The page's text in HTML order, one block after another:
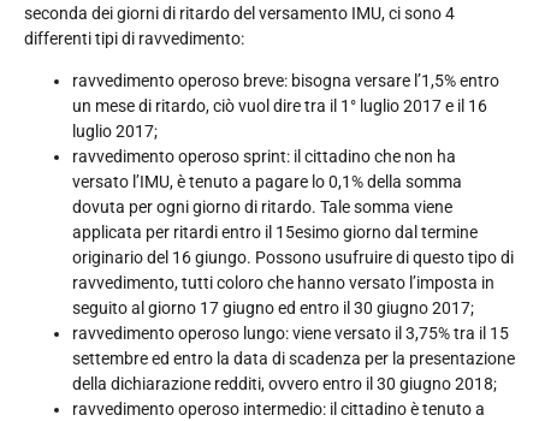
seconda dei giorni di ritardo del versamento IMU, ci sono 4
differenti tipi di ravvedimento:
ravvedimento operoso breve: bisogna versare l’1,5% entro
un mese di ritardo, ciò vuol dire tra il 1° luglio 2017 e il 16
luglio 2017;
ravvedimento operoso sprint: il cittadino che non ha
versato l’IMU, è tenuto a pagare lo 0,1% della somma
dovuta per ogni giorno di ritardo. Tale somma viene
applicata per ritardi entro il 15esimo giorno dal termine
originario del 16 giungo. Possono usufruire di questo tipo di
ravvedimento, tutti coloro che hanno versato l’imposta in
seguito al giorno 17 giugno ed entro il 30 giugno 2017;
ravvedimento operoso lungo: viene versato il 3,75% tra il 15
settembre ed entro la data di scadenza per la presentazione
della dichiarazione redditi, ovvero entro il 30 giugno 2018;
ravvedimento operoso intermedio: il cittadino è tenuto a